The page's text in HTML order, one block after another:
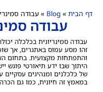
דף הבית »
Blog
» עבודה
עבודה
עבודה סמינריונית בכלכלה
זהו מסע עמוס באתגרים, אך
והתפתחות מקצועית. בתחום
היתוך שבו ידע תיאורטי פוגש
של כלכלנים ומנהיגים עסקיים
במאמץ זה חיונית, כמו גם